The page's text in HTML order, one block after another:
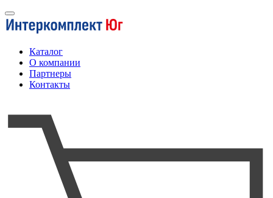
Каталог
О компании
Партнеры
Контакты